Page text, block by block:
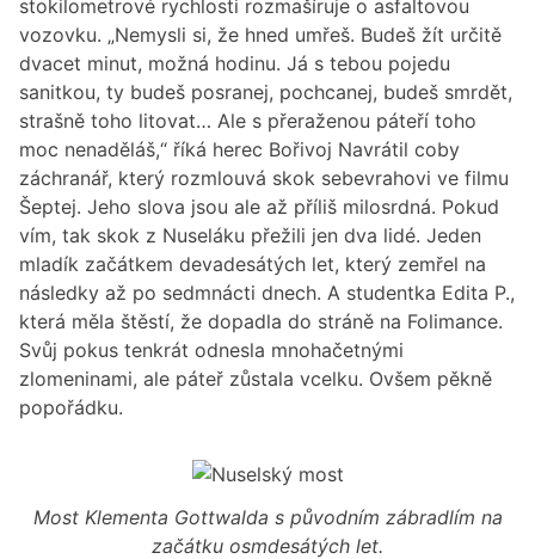
stokilometrové rychlosti rozmašíruje o asfaltovou
vozovku. „Nemysli si, že hned umřeš. Budeš žít určitě
dvacet minut, možná hodinu. Já s tebou pojedu
sanitkou, ty budeš posranej, pochcanej, budeš smrdět,
strašně toho litovat… Ale s přeraženou páteří toho
moc nenaděláš,“ říká herec Bořivoj Navrátil coby
záchranář, který rozmlouvá skok sebevrahovi ve filmu
Šeptej. Jeho slova jsou ale až příliš milosrdná. Pokud
vím, tak skok z Nuseláku přežili jen dva lidé. Jeden
mladík začátkem devadesátých let, který zemřel na
následky až po sedmnácti dnech. A studentka Edita P.,
která měla štěstí, že dopadla do stráně na Folimance.
Svůj pokus tenkrát odnesla mnohačetnými
zlomeninami, ale páteř zůstala vcelku. Ovšem pěkně
popořádku.
Most Klementa Gottwalda s původním zábradlím na
začátku osmdesátých let.